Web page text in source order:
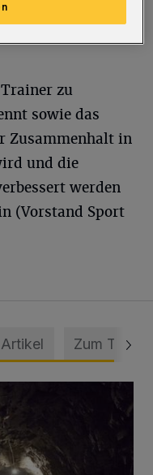
Dabringhauser TV
zu
sowie das
Zusammenhalt in
und die
werden
(Vorstand Sport
Zum Thema